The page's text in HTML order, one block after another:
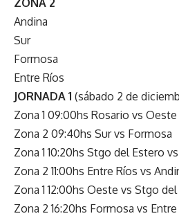
Andina
Sur
Formosa
Entre Ríos
JORNADA 1 (sábado 2 de
Zona 1 09:00hs Rosario vs Oeste
Zona 2 09:40hs Sur vs Formosa
Zona 1 10:20hs Stgo del Estero
Zona 2 11:00hs Entre Ríos vs
Zona 1 12:00hs Oeste vs Stgo
Zona 2 16:20hs Formosa vs Entre